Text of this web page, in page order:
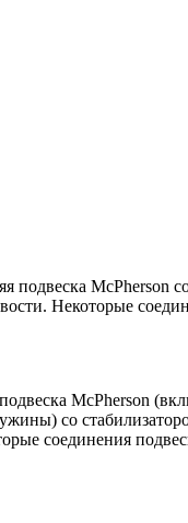
подвеска McPherson
Некоторые
McPherson
со
соединения